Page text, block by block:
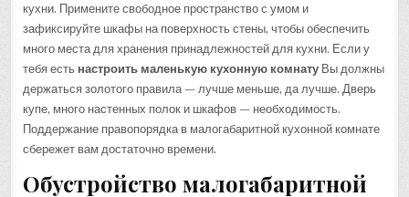
кухни. Примените свободное пространство с умом и
зафиксируйте шкафы на поверхность стены, чтобы обеспечить
много места для хранения принадлежностей для кухни. Если у
тебя есть настроить маленькую кухонную комнату Вы должны
держаться золотого правила — лучше меньше, да лучше. Дверь
купе, много настенных полок и шкафов — необходимость.
Поддержание правопорядка в малогабаритной кухонной комнате
сбережет вам достаточно времени.
Обустройство малогабаритной